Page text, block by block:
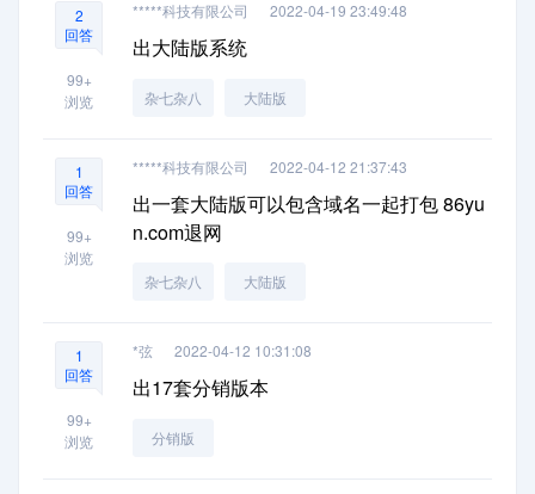
2
回答
99+
浏览
*****科技有限公司 2022-04-19 23:49:48
出大陆版系统
杂七杂八 大陆版
1
回答
99+
浏览
*****科技有限公司 2022-04-12 21:37:43
出一套大陆版可以包含域名一起打包 86yu
n.com退网
杂七杂八 大陆版
1
回答
99+
浏览
*弦 2022-04-12 10:31:08
出17套分销版本
分销版